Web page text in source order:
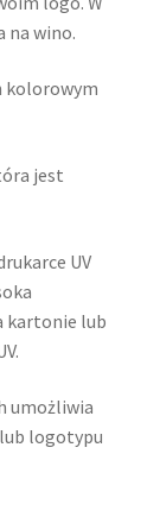
na wino.
kolorowym
jest
UV
kartonie lub
umożliwia
logotypu